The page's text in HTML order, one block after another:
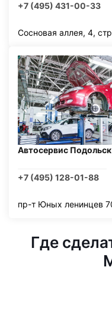
+7 (495) 431-00-33
Сосновая аллея, 4,
Автосервис Подольск
+7 (495) 128-01-88
пр-т Юных ленинцев
Где